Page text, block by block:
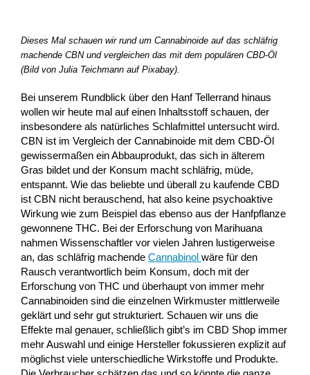
Dieses Mal schauen wir rund um Cannabinoide auf das schläfrig
machende CBN und vergleichen das mit dem populären CBD-Öl
(Bild von Julia Teichmann auf Pixabay).
Bei unserem Rundblick über den Hanf Tellerrand hinaus
wollen wir heute mal auf einen Inhaltsstoff schauen, der
insbesondere als natürliches Schlafmittel untersucht wird.
CBN ist im Vergleich der Cannabinoide mit dem CBD-Öl
gewissermaßen ein Abbauprodukt, das sich in älterem
Gras bildet und der Konsum macht schläfrig, müde,
entspannt. Wie das beliebte und überall zu kaufende CBD
ist CBN nicht berauschend, hat also keine psychoaktive
Wirkung wie zum Beispiel das ebenso aus der Hanfpflanze
gewonnene THC. Bei der Erforschung von Marihuana
nahmen Wissenschaftler vor vielen Jahren lustigerweise
an, das schläfrig machende Cannabinol wäre für den
Rausch verantwortlich beim Konsum, doch mit der
Erforschung von THC und überhaupt von immer mehr
Cannabinoiden sind die einzelnen Wirkmuster mittlerweile
geklärt und sehr gut strukturiert. Schauen wir uns die
Effekte mal genauer, schließlich gibt’s im CBD Shop immer
mehr Auswahl und einige Hersteller fokussieren explizit auf
möglichst viele unterschiedliche Wirkstoffe und Produkte.